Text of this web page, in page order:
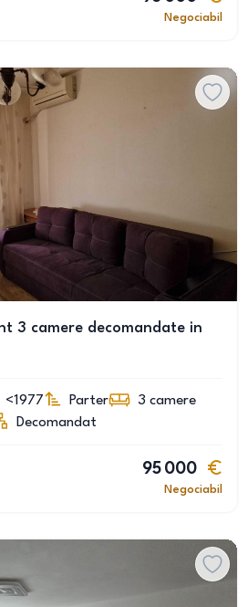
Negociabil
3 camere decomandate in
<1977 Parter 3 camere
Decomandat
95 000
Negociabil